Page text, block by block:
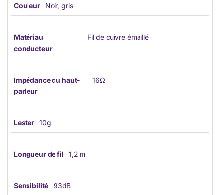
Couleur Noir, gris
Matériau
conducteur
Fil de cuivre émaillé
Impédance du haut-
parleur
16Ω
Lester 10g
Longueur de fil 1,2 m
Sensibilité 93dB